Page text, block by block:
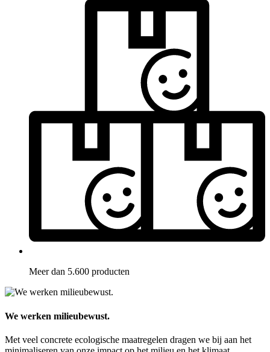
Meer dan 5.600 producten
We werken milieubewust.
Met veel concrete ecologische maatregelen dragen we bij aan het